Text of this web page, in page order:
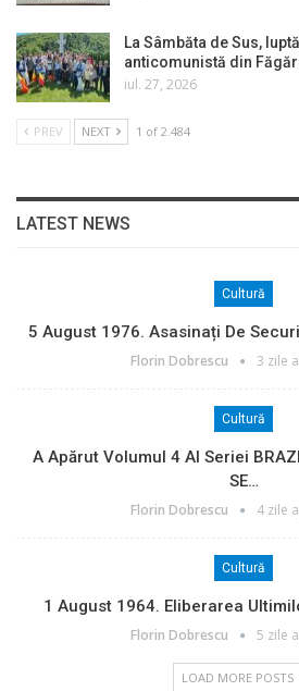
La Sâmbăta de Sus,
anticomunistă din
iul. 27, 2026
PREV NEXT 1 of 2.484
LATEST NEWS
Cultură
5 August 1976. Asasinați De
Florin Dobrescu 3 zile
Cultură
A Apărut Volumul 4 Al Seriei
SE…
Florin Dobrescu 4 zile
Cultură
1 August 1964. Eliberarea
Florin Dobrescu 5 zile
LOAD MORE POSTS